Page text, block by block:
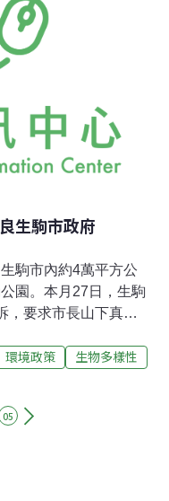
，計劃一年後再移殖
生駒市政府
駒市內約4萬平方公
園。本月27日，生駒
，要求市長山下真不
該公司以1億3480萬
」市長則以未看過訴
環境政策 生物多樣性
05